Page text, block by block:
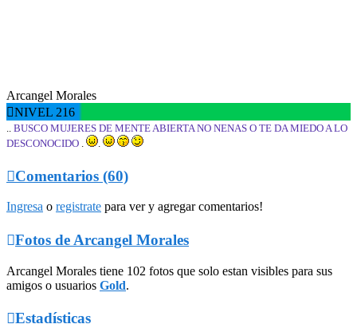
Arcangel Morales
NIVEL 216
BUSCO MUJERES DE MENTE ABIERTA NO NENAS O TE DA MIEDO A LO
DESCONOCIDO
Comentarios (60)
Ingresa o registrate para ver y agregar comentarios!
Fotos de Arcangel Morales
Arcangel Morales tiene 102 fotos que solo estan visibles para sus
amigos o usuarios Gold.
Estadísticas